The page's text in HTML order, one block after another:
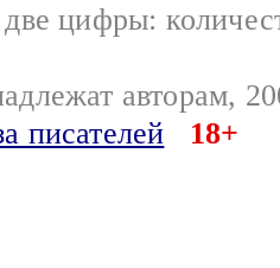
цифры:
авторам,
писателей
18+